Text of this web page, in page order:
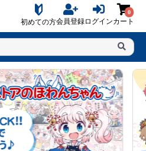
初めての方会員登録ログイン
0
カート